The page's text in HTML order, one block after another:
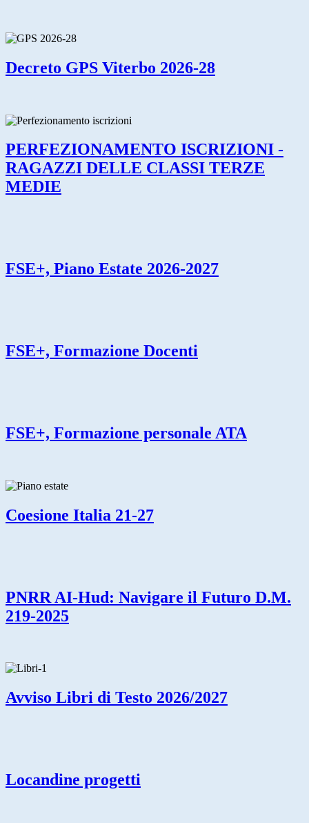
Decreto GPS Viterbo 2026-28
PERFEZIONAMENTO ISCRIZIONI -
RAGAZZI DELLE CLASSI TERZE
MEDIE
FSE+, Piano Estate 2026-2027
FSE+, Formazione Docenti
FSE+, Formazione personale ATA
Coesione Italia 21-27
PNRR AI-Hud: Navigare il Futuro D.M.
219-2025
Avviso Libri di Testo 2026/2027
Locandine progetti